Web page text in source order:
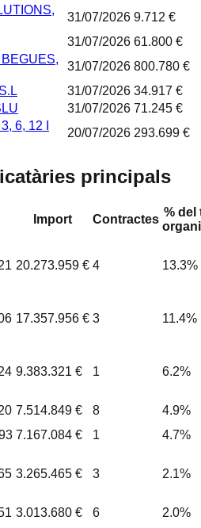
31/07/2026 9.712 €
31/07/2026 61.800 €
31/07/2026 800.780 €
31/07/2026 34.917 €
31/07/2026 71.245 €
6, 12 I
20/07/2026 293.699 €
principals
Import Contractes
% del
20.273.959 € 4 13.3%
17.357.956 € 3 11.4%
9.383.321 € 1 6.2%
7.514.849 € 8 4.9%
7.167.084 € 1 4.7%
3.265.465 € 3 2.1%
3.013.680 € 6 2.0%